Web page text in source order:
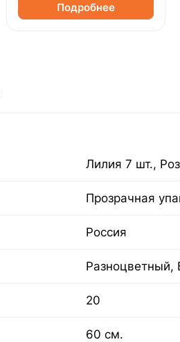
Подробнее
Лилия 7 шт.,
Прозрачная
Россия
Разноцветный,
20
60 см.